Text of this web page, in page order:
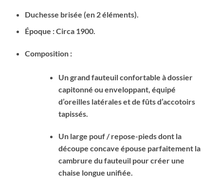
Duchesse brisée (en 2 éléments).
Époque : Circa 1900.
Composition :
Un grand fauteuil confortable à dossier
capitonné ou enveloppant, équipé
d’oreilles latérales et de fûts d’accotoirs
tapissés.
Un large pouf / repose-pieds dont la
découpe concave épouse parfaitement la
cambrure du fauteuil pour créer une
chaise longue unifiée.